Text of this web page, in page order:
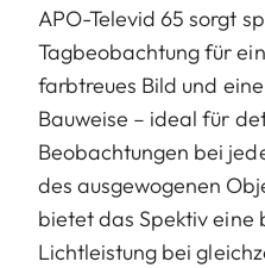
APO-Televid 65 sorgt
Tagbeobachtung für
farbtreues Bild und
Bauweise – ideal für
Beobachtungen bei
des ausgewogenen
bietet das Spektiv eine
Lichtleistung bei